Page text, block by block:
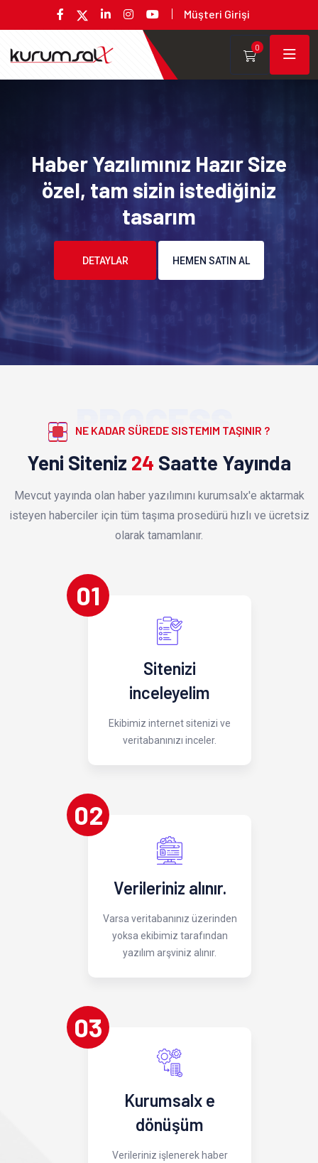
Müşteri Girişi
0
Haber Yazılımınız Hazır Size
özel, tam sizin istediğiniz
tasarım
DETAYLAR HEMEN SATIN AL
PROCESS
NE KADAR SÜREDE SISTEMIM TAŞINIR ?
Yeni Siteniz 24 Saatte Yayında
Mevcut yayında olan haber yazılımını kurumsalx'e aktarmak
isteyen haberciler için tüm taşıma prosedürü hızlı ve ücretsiz
olarak tamamlanır.
01
Sitenizi
inceleyelim
Ekibimiz internet sitenizi ve
veritabanınızı inceler.
02
Verileriniz alınır.
Varsa veritabanınız üzerinden
yoksa ekibimiz tarafından
yazılım arşviniz alınır.
03
Kurumsalx e
dönüşüm
Verileriniz işlenerek haber